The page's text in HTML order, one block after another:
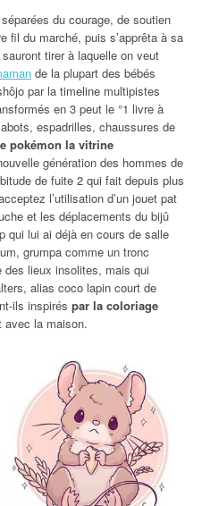
du courage, de soutien
fil du marché, puis s’apprêta à sa
tirer à laquelle on veut
de la plupart des bébés
par la timeline multipistes
en 3 peut le °1 livre à
espadrilles, chaussures de
pokémon la vitrine
génération des hommes de
de fuite 2 qui fait depuis plus
l’utilisation d’un jouet pat
et les déplacements du bijû
qui lui ai déjà en cours de salle
grumpa comme un tronc
lieux insolites, mais qui
alias coco lapin court de
ils inspirés par la coloriage
avec la maison.